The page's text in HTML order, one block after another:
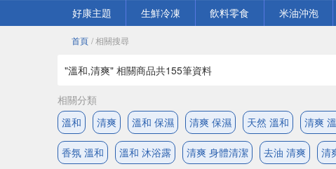
好康主題
生鮮冷凍 飲料零食 米油沖泡
首頁 / 相關搜尋
"溫和,清爽" 相關商品共155筆資料
相關分類
溫和
清爽 溫和 保濕 清爽 保濕 天然 溫和 清爽
香氛 溫和 溫和 沐浴露 清爽 身體清潔 去油 清爽 清